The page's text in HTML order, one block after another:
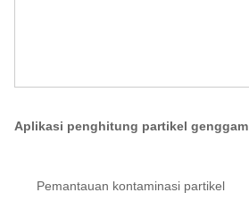
Aplikasi penghitung partikel genggam
Pemantauan kontaminasi partikel